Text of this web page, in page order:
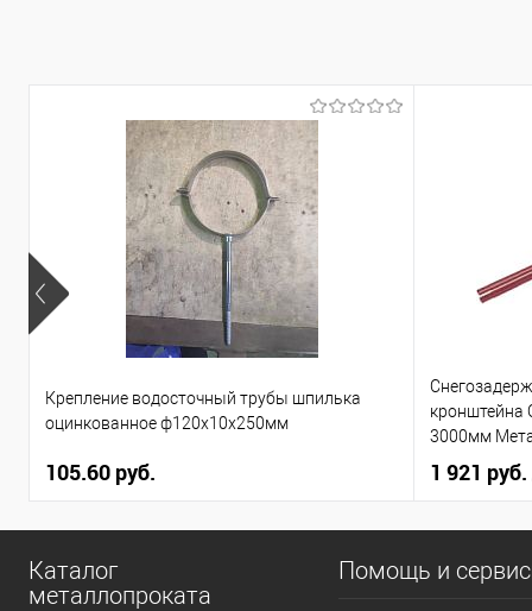
Крепление водосточный трубы шпилька
оцинкованное ф120х10х250мм
105.60 руб.
кронштейна
3000мм
1 921 руб.
Каталог
металлопроката
Помощь и